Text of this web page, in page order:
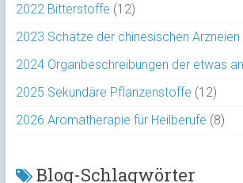
2022 Bitterstoffe (12)
2023 Schätze der chinesischen Arzneien
2024 Organbeschreibungen der etwas
2025 Sekundäre Pflanzenstoffe (12)
2026 Aromatherapie für Heilberufe (8)
Blog-Schlagwörter